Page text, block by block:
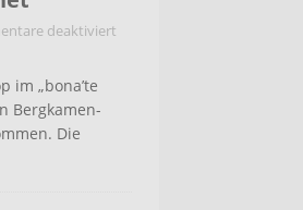
deaktiviert
im „bona’te
Bergkamen-
Die